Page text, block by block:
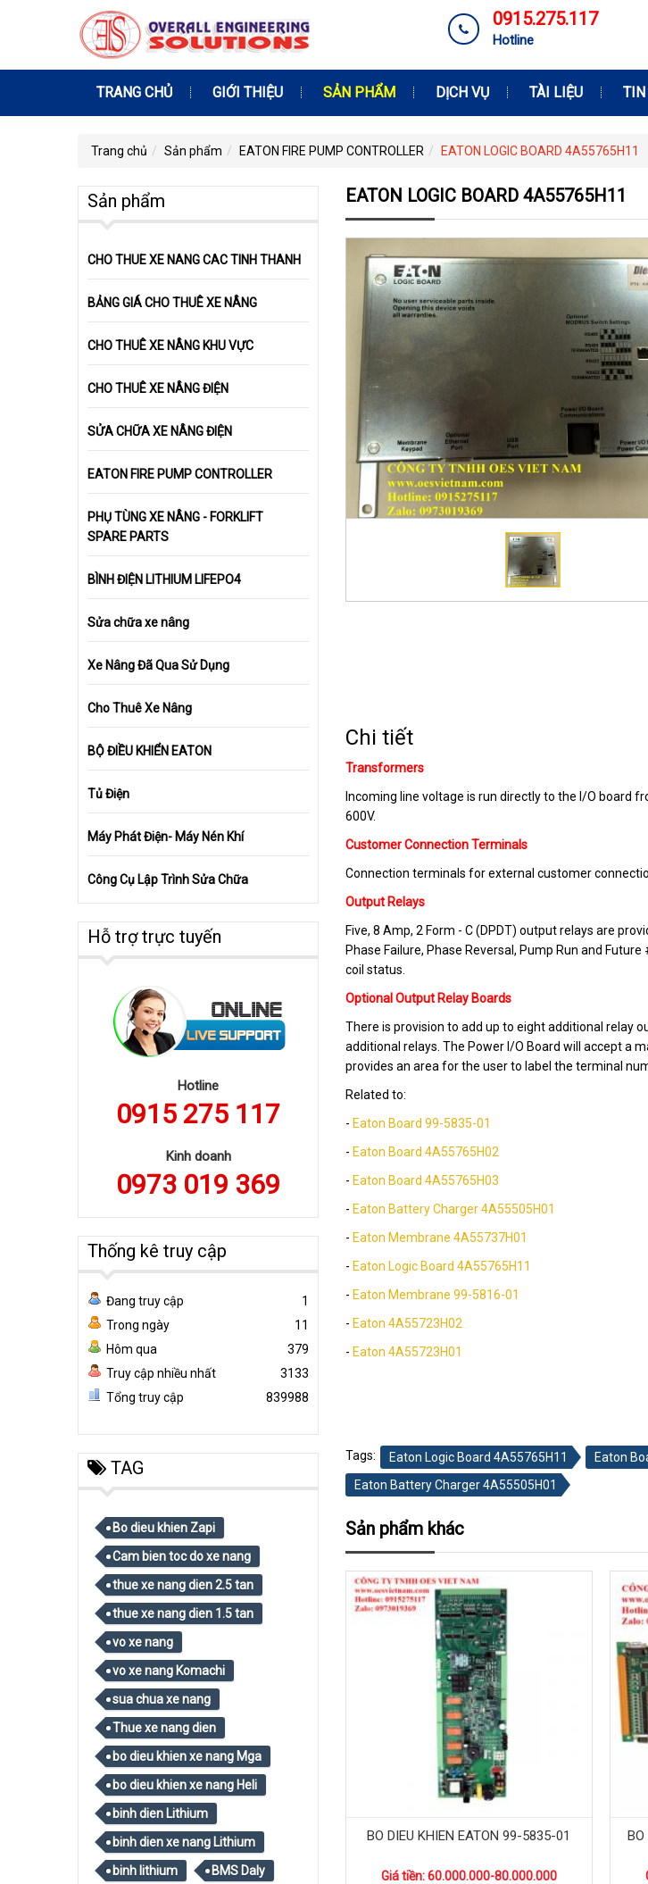
0915.275.117
Hotline
TRANG CHỦ GIỚI THIỆU SẢN PHẨM DỊCH VỤ TÀI LIỆU TIN
Trang chủ Sản phẩm EATON FIRE PUMP CONTROLLER EATON LOGIC BOARD 4A55765H11
EATON LOGIC BOARD 4A55765H11
Chi tiết
Transformers
Incoming line voltage is run directly to the I/O board
600V.
Customer Connection Terminals
Connection terminals for external customer
Output Relays
Five, 8 Amp, 2 Form - C (DPDT) output relays are
Phase Failure, Phase Reversal, Pump Run and
coil status.
Optional Output Relay Boards
There is provision to add up to eight additional relay
additional relays. The Power I/O Board will accept a
provides an area for the user to label the terminal
Related to:
- Eaton Board 99-5835-01
- Eaton Board 4A55765H02
- Eaton Board 4A55765H03
- Eaton Battery Charger 4A55505H01
- Eaton Membrane 4A55737H01
- Eaton Logic Board 4A55765H11
- Eaton Membrane 99-5816-01
- Eaton 4A55723H02
- Eaton 4A55723H01
Tags: Eaton Logic Board 4A55765H11 Eaton
Eaton Battery Charger 4A55505H01
Sản phẩm khác
BO DIEU KHIEN EATON 99-5835-01
Giá tiền: 60.000.000-80.000.000
Sản phẩm
CHO THUE XE NANG CAC TINH THANH
BẢNG GIÁ CHO THUÊ XE NÂNG
CHO THUÊ XE NÂNG KHU VỰC
CHO THUÊ XE NÂNG ĐIỆN
SỬA CHỮA XE NÂNG ĐIỆN
EATON FIRE PUMP CONTROLLER
PHỤ TÙNG XE NÂNG - FORKLIFT
SPARE PARTS
BÌNH ĐIỆN LITHIUM LIFEPO4
Sửa chữa xe nâng
Xe Nâng Đã Qua Sử Dụng
Cho Thuê Xe Nâng
BỘ ĐIỀU KHIỂN EATON
Tủ Điện
Máy Phát Điện- Máy Nén Khí
Công Cụ Lập Trình Sửa Chữa
Hỗ trợ trực tuyến
Hotline
0915 275 117
Kinh doanh
0973 019 369
Thống kê truy cập
Đang truy cập
1
Trong ngày
11
Hôm qua
379
Truy cập nhiều nhất
3133
Tổng truy cập
839988
TAG
Bo dieu khien Zapi
Cam bien toc do xe nang
thue xe nang dien 2.5 tan
thue xe nang dien 1.5 tan
vo xe nang
vo xe nang Komachi
sua chua xe nang
Thue xe nang dien
bo dieu khien xe nang Mga
bo dieu khien xe nang Heli
binh dien Lithium
binh dien xe nang Lithium
binh lithium
BMS Daly